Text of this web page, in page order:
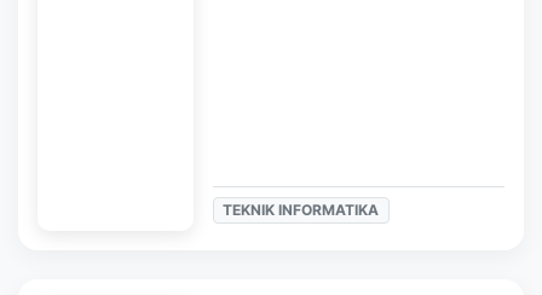
TEKNIK INFORMATIKA